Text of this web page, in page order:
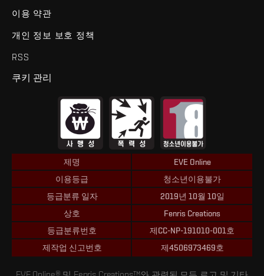
이용 약관
개인 정보 보호 정책
RSS
쿠키 관리
제명
EVE Online
이용등급
청소년이용불가
등급분류 일자
2019년 10월 10일
상호
Fenris Creations
등급분류번호
제CC-NP-191010-001호
제작업 신고번호
제4506973469호